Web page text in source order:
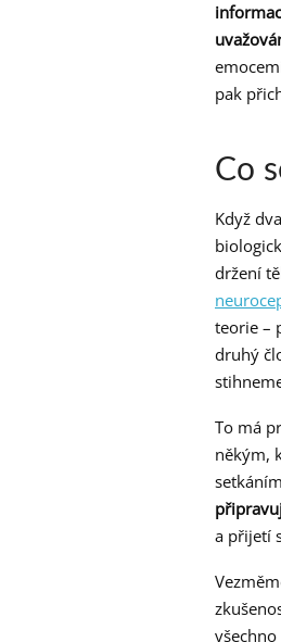
pak
Co
Když
držení
teorie –
druhý
To má
někým,
a přijetí